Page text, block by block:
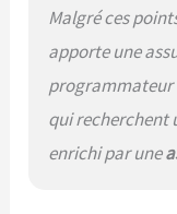
Malgré ces
apporte une
programmateur
qui recherchent
enrichi par une